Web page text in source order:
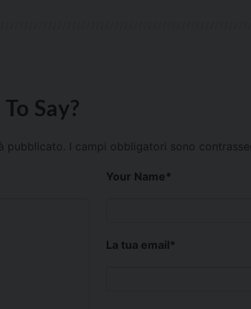
Say?
pubblicato. I campi obbligatori sono
Your Name*
La tua email*